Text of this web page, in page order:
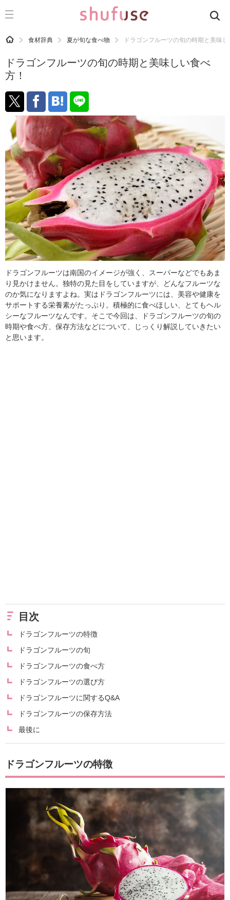
CATEGORY 記事カテゴリ
運気
洗濯
生活の知恵
お金
掃除
マナー
趣味
食材辞典
おすすめ
HOME 食材辞典 夏が旬な食べ物 ドラゴンフルーツの旬の時期と美味
ドラゴンフルーツの旬の時期と美味しい食べ
方！
ドラゴンフルーツは南国のイメージが強く、スーパーなどでもあま
り見かけません。独特の見た目をしていますが、どんなフルーツな
のか気になりますよね。実はドラゴンフルーツには、美容や健康を
サポートする栄養素がたっぷり。積極的に食べほしい、とてもヘル
シーなフルーツなんです。そこで今回は、ドラゴンフルーツの旬の
時期や食べ方、保存方法などについて、じっくり解説していきたい
と思います。
目次
ドラゴンフルーツの特徴
ドラゴンフルーツの旬
ドラゴンフルーツの食べ方
ドラゴンフルーツの選び方
ドラゴンフルーツに関するQ&A
ドラゴンフルーツの保存方法
最後に
ドラゴンフルーツの特徴